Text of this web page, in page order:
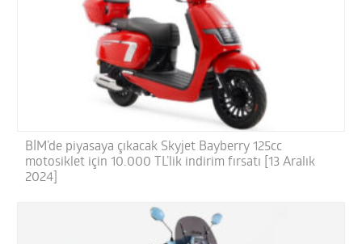
BİM’de piyasaya çıkacak Skyjet Bayberry 125cc
motosiklet için 10.000 TL’lik indirim fırsatı [13 Aralık
2024]